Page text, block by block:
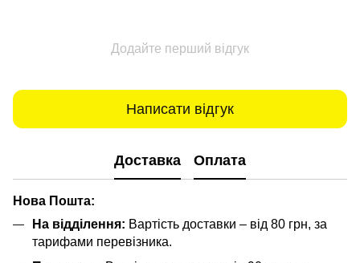
Додайте перший відгук
Написати відгук
Доставка Оплата
Нова Пошта:
На відділення: Вартість доставки – від 80 грн, за
тарифами перевізника.